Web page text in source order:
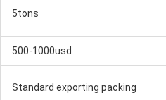
5tons
500-1000usd
Standard exporting packing